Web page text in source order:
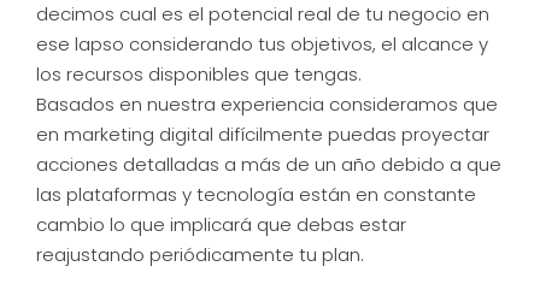
decimos cual es el potencial real de tu negocio en
ese lapso considerando tus objetivos, el alcance y
los recursos disponibles que tengas.
Basados en nuestra experiencia consideramos que
en marketing digital difícilmente puedas proyectar
acciones detalladas a más de un año debido a que
las plataformas y tecnología están en constante
cambio lo que implicará que debas estar
reajustando periódicamente tu plan.